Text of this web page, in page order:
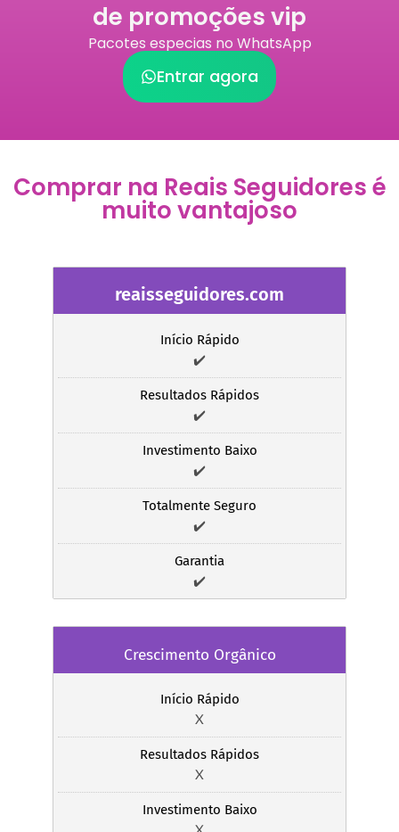
de promoções vip
Pacotes especias no WhatsApp
Entrar agora
Comprar na Reais Seguidores é
muito vantajoso
reaisseguidores.com
Início Rápido
✔️
Resultados Rápidos
✔️
Investimento Baixo
✔️
Totalmente Seguro
✔️
Garantia
✔️
Crescimento Orgânico
Início Rápido
X
Resultados Rápidos
X
Investimento Baixo